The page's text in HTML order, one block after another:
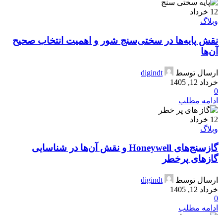
12 خرداد
وبلاگ
نقش پایه‌ها در سختی‌سنج شور و اهمیت انتخاب صحیح
آن‌ها
ارسال توسط
digindt
خرداد 12, 1405
0
ادامه مطلب
12 خرداد
وبلاگ
گازسنج‌های Honeywell و نقش آن‌ها در شناسایی
گازهای پرخطر
ارسال توسط
digindt
خرداد 12, 1405
0
ادامه مطلب